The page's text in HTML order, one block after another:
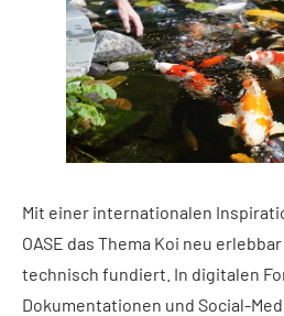
Mit einer internationalen
OASE das Thema Koi neu
technisch fundiert. In digitalen
Dokumentationen und Social-